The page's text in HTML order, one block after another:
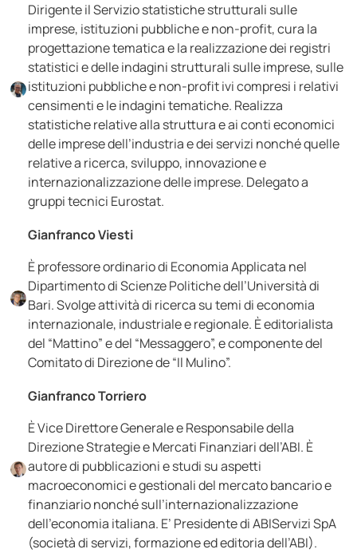
Dirigente il Servizio statistiche strutturali sulle
imprese, istituzioni pubbliche e non-profit, cura la
progettazione tematica e la realizzazione dei registri
statistici e delle indagini strutturali sulle imprese, sulle
istituzioni pubbliche e non-profit ivi compresi i relativi
censimenti e le indagini tematiche. Realizza
statistiche relative alla struttura e ai conti economici
delle imprese dell’industria e dei servizi nonché quelle
relative a ricerca, sviluppo, innovazione e
internazionalizzazione delle imprese. Delegato a
gruppi tecnici Eurostat.
Gianfranco Viesti
È professore ordinario di Economia Applicata nel
Dipartimento di Scienze Politiche dell’Università di
Bari. Svolge attività di ricerca su temi di economia
internazionale, industriale e regionale. È editorialista
del “Mattino” e del “Messaggero”, e componente del
Comitato di Direzione de “Il Mulino”.
Gianfranco Torriero
È Vice Direttore Generale e Responsabile della
Direzione Strategie e Mercati Finanziari dell’ABI. È
autore di pubblicazioni e studi su aspetti
macroeconomici e gestionali del mercato bancario e
finanziario nonché sull’internazionalizzazione
dell’economia italiana. E’ Presidente di ABIServizi SpA
(società di servizi, formazione ed editoria dell’ABI).